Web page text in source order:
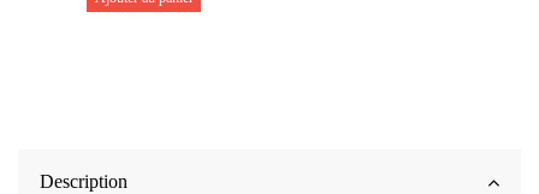
Description